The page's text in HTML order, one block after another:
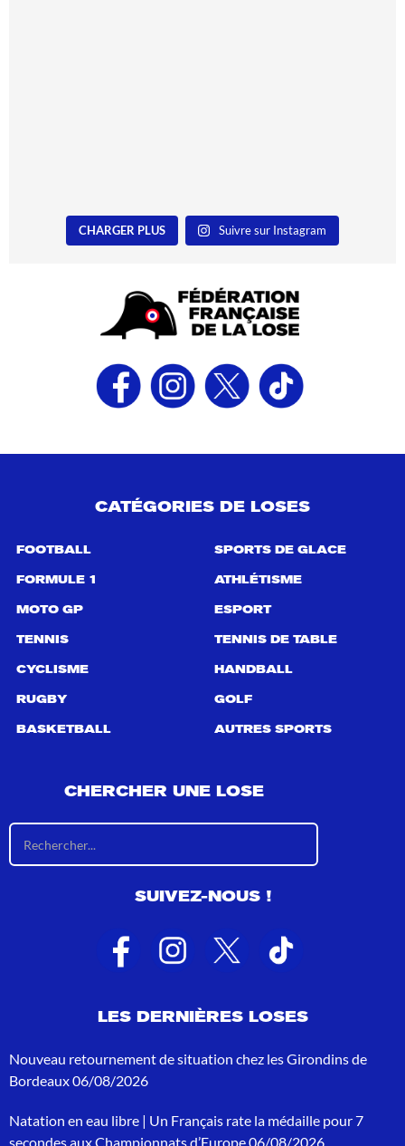
CHARGER PLUS Suivre sur Instagram
CATÉGORIES DE LOSES
FOOTBALL
FORMULE 1
MOTO GP
TENNIS
CYCLISME
RUGBY
BASKETBALL
SPORTS DE GLACE
ATHLÉTISME
ESPORT
TENNIS DE TABLE
HANDBALL
GOLF
AUTRES SPORTS
CHERCHER UNE LOSE
s
l
a
t
s
r
c
c
h
SUIVEZ-NOUS !
LES DERNIÈRES LOSES
Nouveau retournement de situation chez les Girondins de
Bordeaux06/08/2026
Natation en eau libre | Un Français rate la médaille pour 7
secondes aux Championnats d’Europe06/08/2026